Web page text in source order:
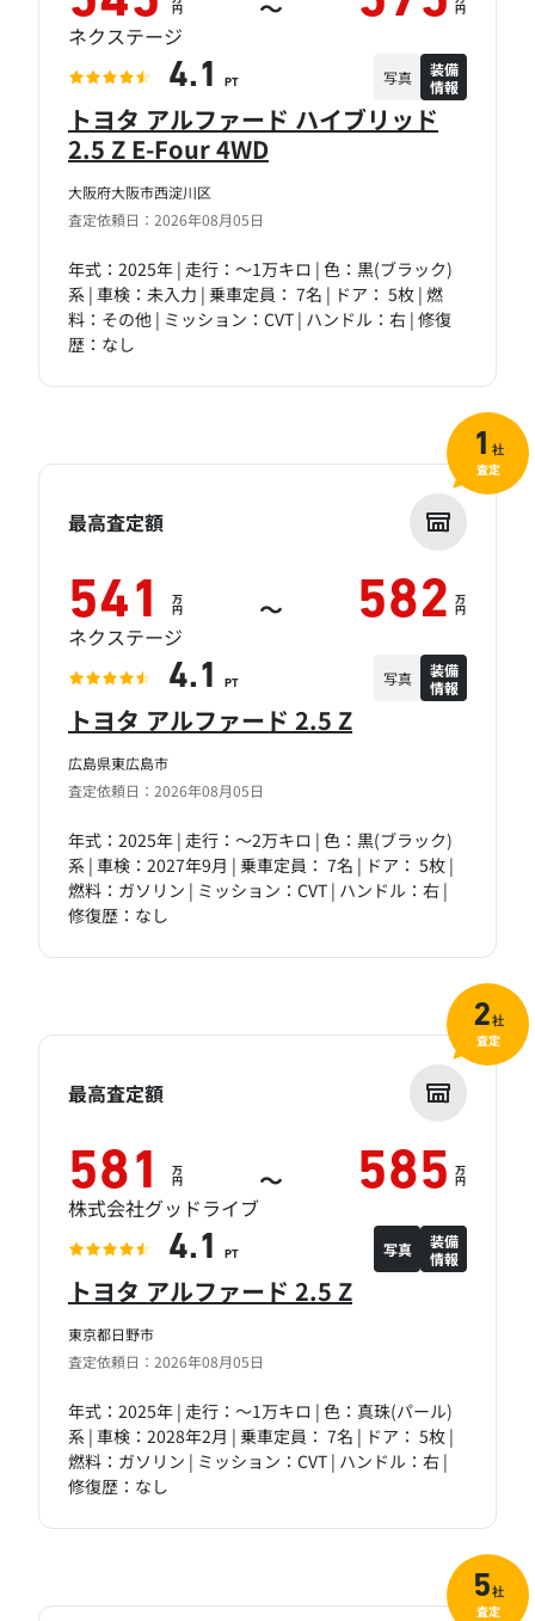
大阪府大阪市西淀川区
査定依頼日：2026年08月05日
トヨタ アルファード ハイブリッド
2.5 Z E-Four 4WD
年式：2025年 | 走行：～1万キロ | 色：黒(ブラック)
系 | 車検：未入力 | 乗車定員： 7名 | ドア： 5枚 | 燃
料：その他 | ミッション：CVT | ハンドル：右 | 修復
歴：なし
円 ～ 円
ネクステージ
4.1 PT 写真
装備
情報
広島県東広島市
査定依頼日：2026年08月05日
トヨタ アルファード 2.5 Z
年式：2025年 | 走行：～2万キロ | 色：黒(ブラック)
系 | 車検：2027年9月 | 乗車定員： 7名 | ドア： 5枚 |
燃料：ガソリン | ミッション：CVT | ハンドル：右 |
修復歴：なし
最高査定額
541 万
円 ～ 582 万
円
ネクステージ
4.1 PT 写真
装備
情報
1 社
査定
東京都日野市
査定依頼日：2026年08月05日
トヨタ アルファード 2.5 Z
年式：2025年 | 走行：～1万キロ | 色：真珠(パール)
系 | 車検：2028年2月 | 乗車定員： 7名 | ドア： 5枚 |
燃料：ガソリン | ミッション：CVT | ハンドル：右 |
修復歴：なし
最高査定額
581 万
円 ～ 585 万
円
株式会社グッドライブ
4.1 PT 写真
装備
情報
2社
査定
5社
査定